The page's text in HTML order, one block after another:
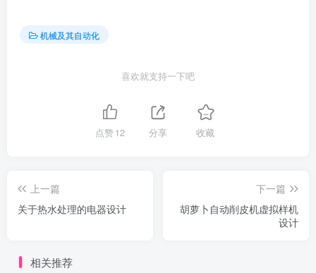
机械及其自动化
喜欢就支持一下吧
点赞12 分享 收藏
上一篇
关于热水处理的电器设计
下一篇
胡萝卜自动削皮机虚拟样机
设计
相关推荐